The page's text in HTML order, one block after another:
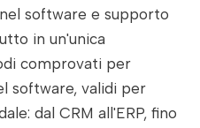
software e supporto
in un'unica
comprovati per
software, validi per
dal CRM all'ERP, fino